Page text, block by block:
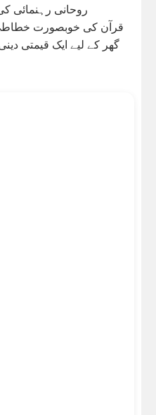
روحانی رہنمائی
قرآن کی خوبصورت
گھر کے لیے ایک قیمتی